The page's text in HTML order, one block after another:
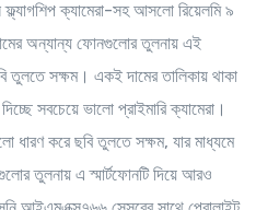
ক্যামেরা-সহ আসলো রিয়েলমি ৯
অন্যান্য ফোনগুলোর তুলনায় এই
সক্ষম। একই দামের তালিকায় থাকা
সবচেয়ে ভালো প্রাইমারি ক্যামেরা।
ধারণ করে ছবি তুলতে সক্ষম, যার মাধ্যমে
তুলনায় এ স্মার্টফোনটি দিয়ে আরও